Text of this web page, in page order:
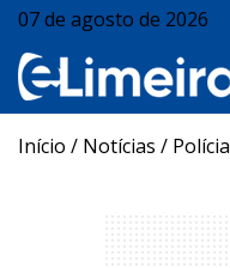
07 de agosto de 2026
Início / Notícias / Polícia